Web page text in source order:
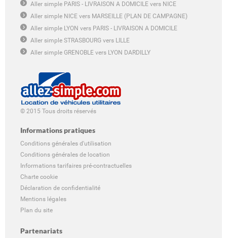
Aller simple PARIS - LIVRAISON A DOMICILE vers NICE
Aller simple NICE vers MARSEILLE (PLAN DE CAMPAGNE)
Aller simple LYON vers PARIS - LIVRAISON A DOMICILE
Aller simple STRASBOURG vers LILLE
Aller simple GRENOBLE vers LYON DARDILLY
© 2015 Tous droits réservés
Informations pratiques
Conditions générales d'utilisation
Conditions générales de location
Informations tarifaires pré-contractuelles
Charte cookie
Déclaration de confidentialité
Mentions légales
Plan du site
Partenariats